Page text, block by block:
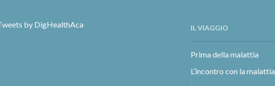
by DigHealthAca IL VIAGGIO
Prima della malattia
L’incontro con la malattia